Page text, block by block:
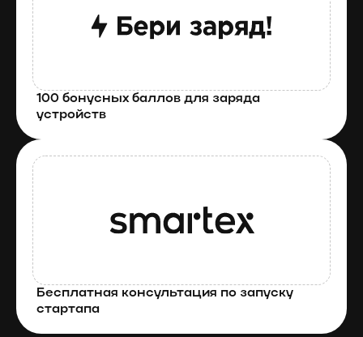
100 бонусных баллов для заряда
устройств
Бесплатная консультация по запуску
стартапа